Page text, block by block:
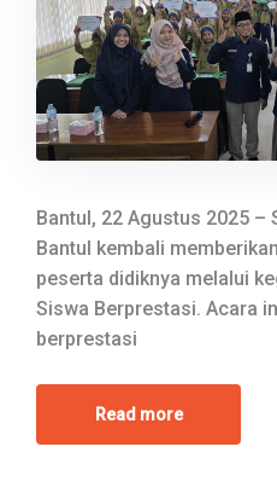
Bantul, 22 Agustus 2025 –
Bantul kembali
peserta didiknya melalui
Siswa Berprestasi. Acara
berprestasi
Read more